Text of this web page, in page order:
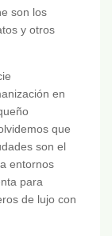
son los
y otros
en
que
son el
entornos
para
de lujo con